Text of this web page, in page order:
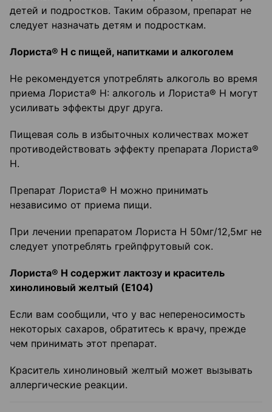
детей и подростков. Таким образом, препарат не
следует назначать детям и подросткам.
Лориста® Н с пищей, напитками и алкоголем
Не рекомендуется употреблять алкоголь во время
приема Лориста® Н: алкоголь и Лориста® Н могут
усиливать эффекты друг друга.
Пищевая соль в избыточных количествах может
противодействовать эффекту препарата Лориста®
Н.
Препарат Лориста® Н можно принимать
независимо от приема пищи.
При лечении препаратом Лориста Н 50мг/12,5мг не
следует употреблять грейпфрутовый сок.
Лориста® Н содержит лактозу и краситель
хинолиновый желтый (Е104)
Если вам сообщили, что у вас непереносимость
некоторых сахаров, обратитесь к врачу, прежде
чем принимать этот препарат.
Краситель хинолиновый желтый может вызывать
аллергические реакции.